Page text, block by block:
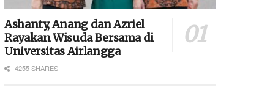
Ashanty, Anang dan Azriel
Rayakan Wisuda Bersama di
Universitas Airlangga
4255 SHARES